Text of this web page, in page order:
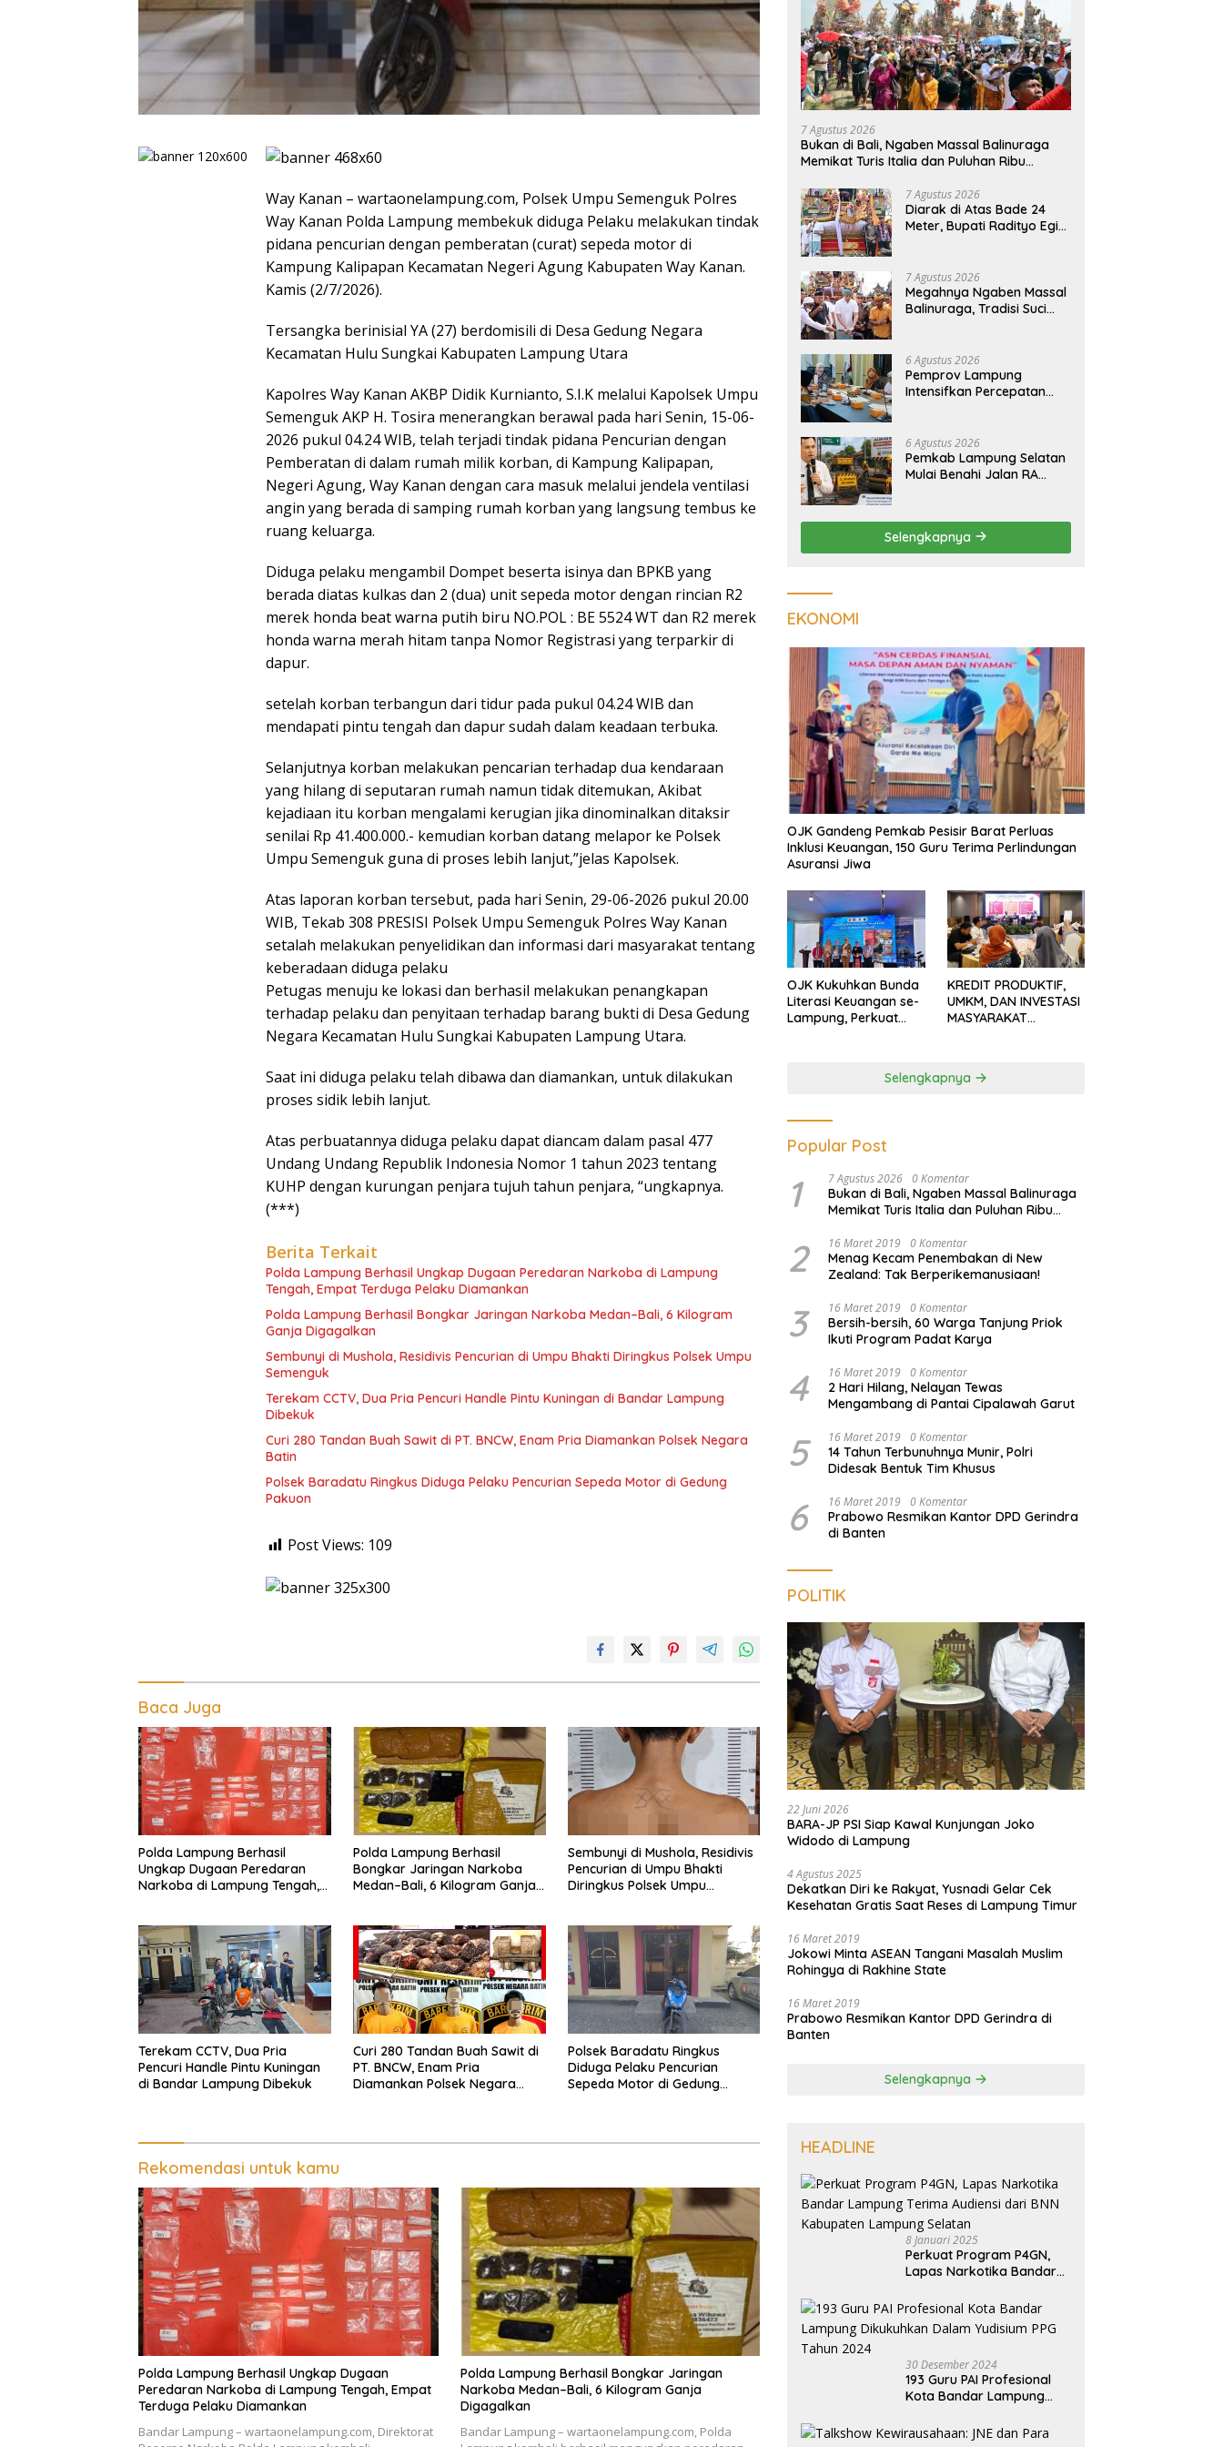
Way Kanan – wartaonelampung.com, Polsek Umpu Semenguk Polres
Way Kanan Polda Lampung membekuk diduga Pelaku melakukan tindak
pidana pencurian dengan pemberatan (curat) sepeda motor di
Kampung Kalipapan Kecamatan Negeri Agung Kabupaten Way Kanan.
Kamis (2/7/2026).
Tersangka berinisial YA (27) berdomisili di Desa Gedung Negara
Kecamatan Hulu Sungkai Kabupaten Lampung Utara
Kapolres Way Kanan AKBP Didik Kurnianto, S.I.K melalui Kapolsek Umpu
Semenguk AKP H. Tosira menerangkan berawal pada hari Senin, 15-06-
2026 pukul 04.24 WIB, telah terjadi tindak pidana Pencurian dengan
Pemberatan di dalam rumah milik korban, di Kampung Kalipapan,
Negeri Agung, Way Kanan dengan cara masuk melalui jendela ventilasi
angin yang berada di samping rumah korban yang langsung tembus ke
ruang keluarga.
Diduga pelaku mengambil Dompet beserta isinya dan BPKB yang
berada diatas kulkas dan 2 (dua) unit sepeda motor dengan rincian R2
merek honda beat warna putih biru NO.POL : BE 5524 WT dan R2 merek
honda warna merah hitam tanpa Nomor Registrasi yang terparkir di
dapur.
setelah korban terbangun dari tidur pada pukul 04.24 WIB dan
mendapati pintu tengah dan dapur sudah dalam keadaan terbuka.
Selanjutnya korban melakukan pencarian terhadap dua kendaraan
yang hilang di seputaran rumah namun tidak ditemukan, Akibat
kejadiaan itu korban mengalami kerugian jika dinominalkan ditaksir
senilai Rp 41.400.000.- kemudian korban datang melapor ke Polsek
Umpu Semenguk guna di proses lebih lanjut,”jelas Kapolsek.
Atas laporan korban tersebut, pada hari Senin, 29-06-2026 pukul 20.00
WIB, Tekab 308 PRESISI Polsek Umpu Semenguk Polres Way Kanan
setalah melakukan penyelidikan dan informasi dari masyarakat tentang
keberadaan diduga pelaku
Petugas menuju ke lokasi dan berhasil melakukan penangkapan
terhadap pelaku dan penyitaan terhadap barang bukti di Desa Gedung
Negara Kecamatan Hulu Sungkai Kabupaten Lampung Utara.
Saat ini diduga pelaku telah dibawa dan diamankan, untuk dilakukan
proses sidik lebih lanjut.
Atas perbuatannya diduga pelaku dapat diancam dalam pasal 477
Undang Undang Republik Indonesia Nomor 1 tahun 2023 tentang
KUHP dengan kurungan penjara tujuh tahun penjara, “ungkapnya.
(***)
Berita Terkait
Polda Lampung Berhasil Ungkap Dugaan Peredaran Narkoba di Lampung
Tengah, Empat Terduga Pelaku Diamankan
Polda Lampung Berhasil Bongkar Jaringan Narkoba Medan–Bali, 6 Kilogram
Ganja Digagalkan
Sembunyi di Mushola, Residivis Pencurian di Umpu Bhakti Diringkus Polsek Umpu
Semenguk
Terekam CCTV, Dua Pria Pencuri Handle Pintu Kuningan di Bandar Lampung
Dibekuk
Curi 280 Tandan Buah Sawit di PT. BNCW, Enam Pria Diamankan Polsek Negara
Batin
Polsek Baradatu Ringkus Diduga Pelaku Pencurian Sepeda Motor di Gedung
Pakuon
Post Views: 109
Baca Juga
Polda Lampung Berhasil
Ungkap Dugaan Peredaran
Narkoba di Lampung Tengah,
Polda Lampung Berhasil
Bongkar Jaringan Narkoba
Medan–Bali, 6 Kilogram Ganja
Sembunyi di Mushola, Residivis
Pencurian di Umpu Bhakti
Diringkus Polsek Umpu
Terekam CCTV, Dua Pria
Pencuri Handle Pintu Kuningan
di Bandar Lampung Dibekuk
Curi 280 Tandan Buah Sawit di
PT. BNCW, Enam Pria
Diamankan Polsek Negara
Polsek Baradatu Ringkus
Diduga Pelaku Pencurian
Sepeda Motor di Gedung
Rekomendasi untuk kamu
Polda Lampung Berhasil Ungkap Dugaan
Peredaran Narkoba di Lampung Tengah, Empat
Terduga Pelaku Diamankan
Bandar Lampung – wartaonelampung.com, Direktorat
Polda Lampung Berhasil Bongkar Jaringan
Narkoba Medan–Bali, 6 Kilogram Ganja
Digagalkan
Bandar Lampung – wartaonelampung.com, Polda
7 Agustus 2026
Bukan di Bali, Ngaben Massal Balinuraga
Memikat Turis Italia dan Puluhan Ribu
7 Agustus 2026
Diarak di Atas Bade 24
Meter, Bupati Radityo Egi
‘Penglipuran’ Kedua pada
2027
7 Agustus 2026
Megahnya Ngaben Massal
Balinuraga, Tradisi Suci
dan Merekatkan Ikatan
Keluarga
6 Agustus 2026
Pemprov Lampung
Intensifkan Percepatan
Tanggamus
6 Agustus 2026
Pemkab Lampung Selatan
Mulai Benahi Jalan RA
Demi Keselamatan
Pengguna Jalan
Selengkapnya
EKONOMI
OJK Gandeng Pemkab Pesisir Barat Perluas
Inklusi Keuangan, 150 Guru Terima Perlindungan
Asuransi Jiwa
OJK Kukuhkan Bunda
Literasi Keuangan se-
Lampung, Perkuat
KREDIT PRODUKTIF,
UMKM, DAN INVESTASI
MASYARAKAT
Selengkapnya
Popular Post
1 7 Agustus 2026 0 Komentar
Bukan di Bali, Ngaben Massal Balinuraga
Memikat Turis Italia dan Puluhan Ribu
2 16 Maret 2019 0 Komentar
Menag Kecam Penembakan di New
Zealand: Tak Berperikemanusiaan!
3 16 Maret 2019 0 Komentar
Bersih-bersih, 60 Warga Tanjung Priok
Ikuti Program Padat Karya
4 16 Maret 2019 0 Komentar
2 Hari Hilang, Nelayan Tewas
Mengambang di Pantai Cipalawah Garut
5 16 Maret 2019 0 Komentar
14 Tahun Terbunuhnya Munir, Polri
Didesak Bentuk Tim Khusus
6 16 Maret 2019 0 Komentar
Prabowo Resmikan Kantor DPD Gerindra
di Banten
POLITIK
22 Juni 2026
BARA-JP PSI Siap Kawal Kunjungan Joko
Widodo di Lampung
4 Agustus 2025
Dekatkan Diri ke Rakyat, Yusnadi Gelar Cek
Kesehatan Gratis Saat Reses di Lampung Timur
16 Maret 2019
Jokowi Minta ASEAN Tangani Masalah Muslim
Rohingya di Rakhine State
16 Maret 2019
Prabowo Resmikan Kantor DPD Gerindra di
Banten
Selengkapnya
HEADLINE
8 Januari 2025
Perkuat Program P4GN,
Lapas Narkotika Bandar
dari BNN Kabupaten
Lampung Selatan
30 Desember 2024
193 Guru PAI Profesional
Kota Bandar Lampung
Yudisium PPG Tahun 2024